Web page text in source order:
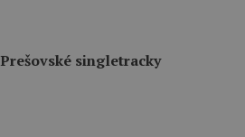
Prešovské singletracky